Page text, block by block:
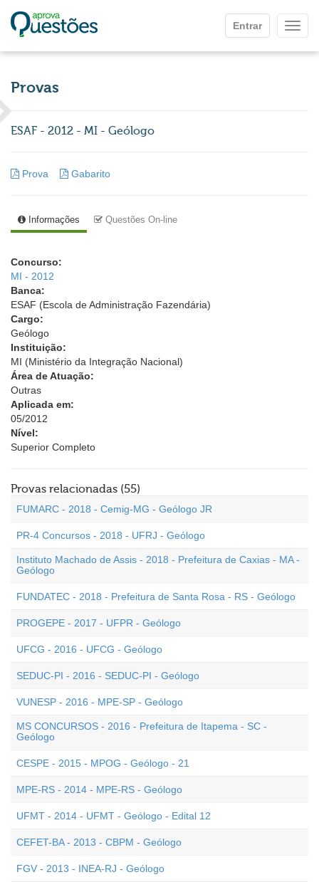
Entrar
Provas
ESAF - 2012 - MI - Geólogo
Prova Gabarito
Informações Questões On-line
Concurso:
MI - 2012
Banca:
ESAF (Escola de Administração Fazendária)
Cargo:
Geólogo
Instituição:
MI (Ministério da Integração Nacional)
Área de Atuação:
Outras
Aplicada em:
05/2012
Nível:
Superior Completo
Provas relacionadas (55)
FUMARC - 2018 - Cemig-MG - Geólogo JR
PR-4 Concursos - 2018 - UFRJ - Geólogo
Instituto Machado de Assis - 2018 - Prefeitura de Caxias - MA -
Geólogo
FUNDATEC - 2018 - Prefeitura de Santa Rosa - RS - Geólogo
PROGEPE - 2017 - UFPR - Geólogo
UFCG - 2016 - UFCG - Geólogo
SEDUC-PI - 2016 - SEDUC-PI - Geólogo
VUNESP - 2016 - MPE-SP - Geólogo
MS CONCURSOS - 2016 - Prefeitura de Itapema - SC -
Geólogo
CESPE - 2015 - MPOG - Geólogo - 21
MPE-RS - 2014 - MPE-RS - Geólogo
UFMT - 2014 - UFMT - Geólogo - Edital 12
CEFET-BA - 2013 - CBPM - Geólogo
FGV - 2013 - INEA-RJ - Geólogo